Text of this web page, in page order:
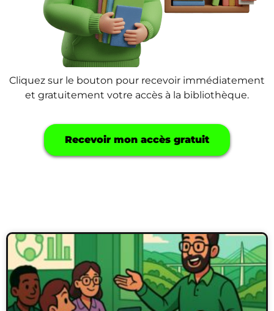
Cliquez sur le bouton pour recevoir immédiatement
et gratuitement votre accès à la bibliothèque.
Recevoir mon accès gratuit